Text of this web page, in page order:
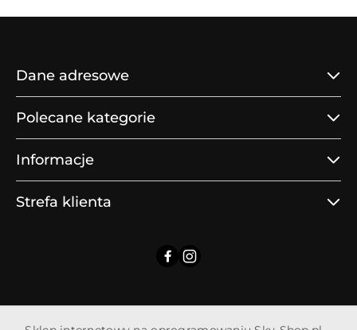
Dane adresowe
Polecane kategorie
Informacje
Strefa klienta